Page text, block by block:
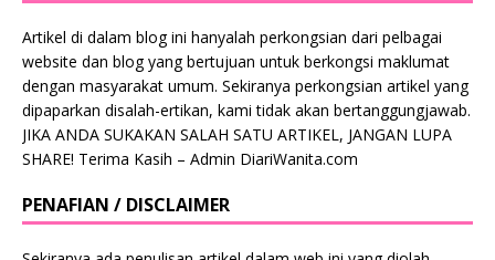
Artikel di dalam blog ini hanyalah perkongsian dari pelbagai
website dan blog yang bertujuan untuk berkongsi maklumat
dengan masyarakat umum. Sekiranya perkongsian artikel yang
dipaparkan disalah-ertikan, kami tidak akan bertanggungjawab.
JIKA ANDA SUKAKAN SALAH SATU ARTIKEL, JANGAN LUPA
SHARE! Terima Kasih – Admin DiariWanita.com
PENAFIAN / DISCLAIMER